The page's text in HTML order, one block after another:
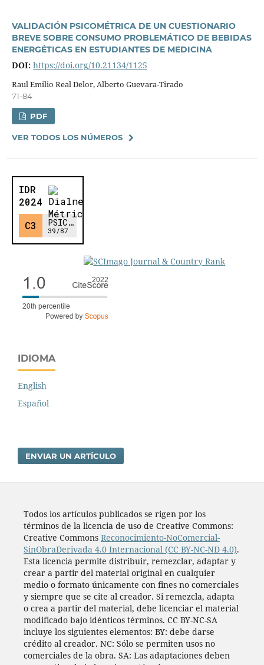
VALIDACIÓN PSICOMÉTRICA DE UN CUESTIONARIO
BREVE SOBRE CONSUMO PROBLEMÁTICO DE BEBIDAS
ENERGÉTICAS EN ESTUDIANTES DE MEDICINA
DOI: https://doi.org/10.21134/1125
Raul Emilio Real Delor, Alberto Guevara-Tirado
71-84
PDF
VER TODOS LOS NÚMEROS
IDIOMA
English
Español
ENVIAR UN ARTÍCULO
Todos los artí­culos publicados se rigen por los
términos de la licencia de uso de Creative Commons:
Creative Commons Reconocimiento-NoComercial-
SinObraDerivada 4.0 Internacional (CC BY-NC-ND 4.0).
Esta licencia permite distribuir, remezclar, adaptar y
crear a partir del material original en cualquier
medio o formato únicamente con fines no comerciales
y siempre que se cite al creador. Si remezcla, adapta
o crea a partir del material, debe licenciar el material
modificado bajo idénticos términos. CC BY-NC-SA
incluye los siguientes elementos: BY: debe darse
crédito al creador. NC: Sólo se permiten usos no
comerciales de la obra. SA: Las adaptaciones deben